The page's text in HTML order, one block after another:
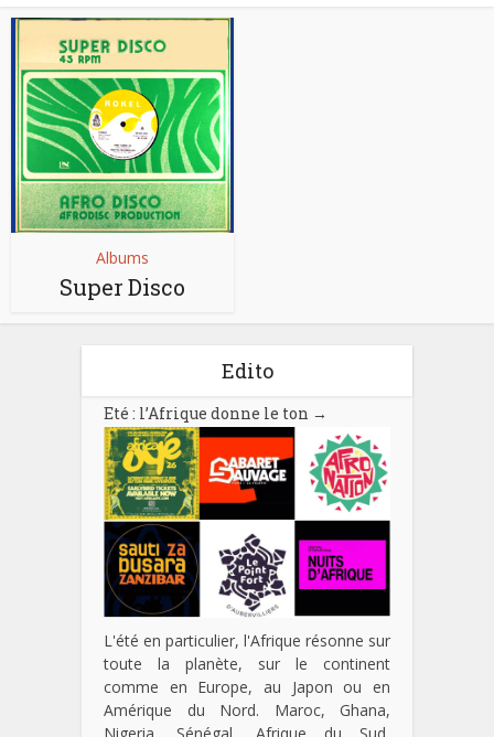
Albums
Super Disco
Edito
Eté : l’Afrique donne le ton →
L'été en particulier, l'Afrique résonne sur
toute la planète, sur le continent
comme en Europe, au Japon ou en
Amérique du Nord. Maroc, Ghana,